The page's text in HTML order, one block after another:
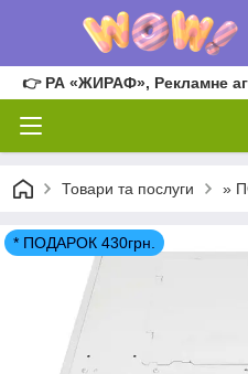
👉 РА «ЖИРАФ», Рекламне
Товари та послуги »
* ПОДАРОК 430грн.